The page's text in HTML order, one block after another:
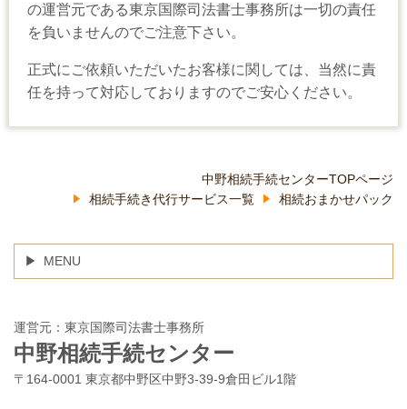
の運営元である東京国際司法書士事務所は一切の責任
を負いませんのでご注意下さい。
正式にご依頼いただいたお客様に関しては、当然に責
任を持って対応しておりますのでご安心ください。
中野相続手続センターTOPページ
相続手続き代行サービス一覧
相続おまかせパック
MENU
運営元：東京国際司法書士事務所
中野相続手続センター
〒164-0001 東京都中野区中野3-39-9倉田ビル1階